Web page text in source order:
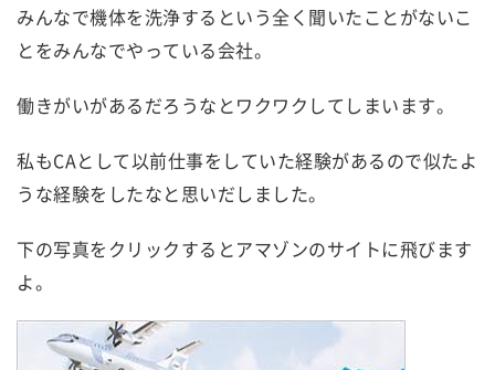
みんなで機体を洗浄するという全く聞いたことがないこ
とをみんなでやっている会社。
働きがいがあるだろうなとワクワクしてしまいます。
私もCAとして以前仕事をしていた経験があるので似たよ
うな経験をしたなと思いだしました。
下の写真をクリックするとアマゾンのサイトに飛びます
よ。